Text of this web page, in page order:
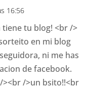
16:56
tu blog! <br />
en mi blog
ni me has
de facebook.
/>un bsito!!<br